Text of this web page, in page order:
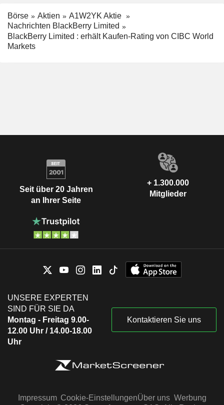
Börse Aktien
A1W2YK Aktie
Nachrichten BlackBerry Limited
BlackBerry Limited : erhält Kaufen-Rating von CIBC World
Markets
Seit über 20 Jahren
an Ihrer Seite
+ 1.300.000
Mitglieder
UNSERE EXPERTEN
SIND FÜR SIE DA
Montag - Freitag 9.00-
12.00 Uhr / 14.00-18.00
Uhr
Kontaktieren Sie uns
Impressum Cookie-EinstellungenÜber uns Werbung